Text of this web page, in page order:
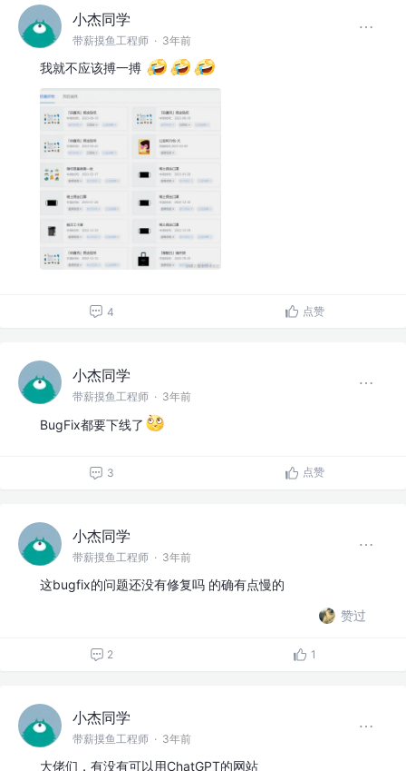
小杰同学
带薪摸鱼工程师 · 3年前
我就不应该搏一搏
4 点赞
小杰同学
带薪摸鱼工程师 · 3年前
BugFix都要下线了
3 点赞
小杰同学
带薪摸鱼工程师 · 3年前
这bugfix的问题还没有修复吗 的确有点慢的
赞过
2 1
小杰同学
带薪摸鱼工程师 · 3年前
大佬们，有没有可以用ChatGPT的网站